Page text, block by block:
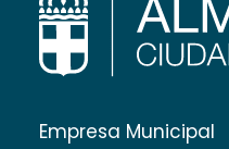
Empresa Municipal